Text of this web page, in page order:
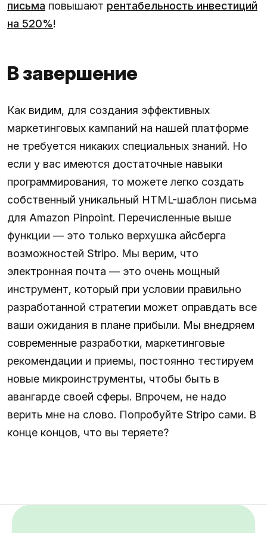
письма повышают рентабельность инвестиций
на 520%!
В завершение
Как видим, для создания эффективных
маркетинговых кампаний на нашей платформе
не требуется никаких специальных знаний. Но
если у вас имеются достаточные навыки
программирования, то можете легко создать
собственный уникальный HTML-шаблон письма
для Amazon Pinpoint. Перечисленные выше
функции — это только верхушка айсберга
возможностей Stripo. Мы верим, что
электронная почта — это очень мощный
инструмент, который при условии правильно
разработанной стратегии может оправдать все
ваши ожидания в плане прибыли. Мы внедряем
современные разработки, маркетинговые
рекомендации и приемы, постоянно тестируем
новые микроинструменты, чтобы быть в
авангарде своей сферы. Впрочем, не надо
верить мне на слово. Попробуйте Stripo сами. В
конце концов, что вы теряете?